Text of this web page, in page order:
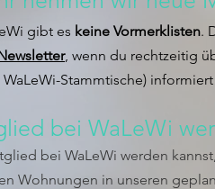
gibt es keine Vormerklisten.
, wenn du rechtzeitig
Stammtische)
bei WaLeWi
bei WaLeWi werden
Wohnungen in unseren